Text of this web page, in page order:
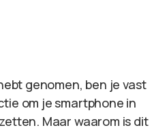
genomen, ben je vast
om je smartphone in
Maar waarom is dit